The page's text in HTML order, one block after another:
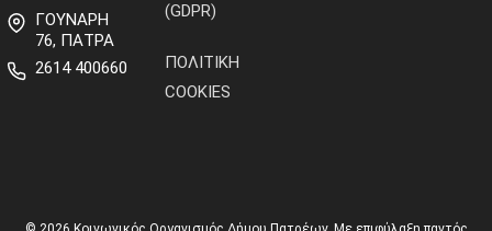
ΓΟΥΝΑΡΗ
76, ΠΑΤΡΑ
2614 400660
(GDPR)
ΠΟΛΙΤΙΚΗ
COOKIES